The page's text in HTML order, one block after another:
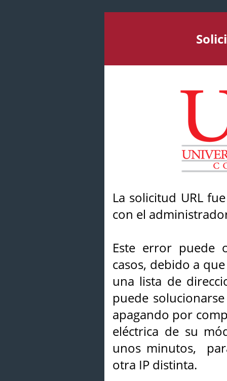
La solicitud URL
con el
Este error puede
casos, debido a
una lista de
puede
apagando por
eléctrica de su
unos minutos,
otra IP distinta.